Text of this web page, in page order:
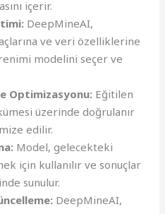
içerir.
DeepMineAI,
ve veri özelliklerine
modelini seçer ve
Optimizasyonu: Eğitilen
üzerinde doğrulanır
edilir.
Model, gelecekteki
için kullanılır ve sonuçlar
sunulur.
DeepMineAI,